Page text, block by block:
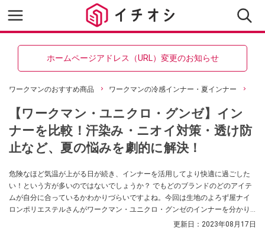
ホームページアドレス（URL）変更のお知らせ
ワークマンのおすすめ商品 ワークマンの冷感インナー・夏インナー
【ワークマン・ユニクロ・グンゼ】イン
ナーを比較！汗染み・ニオイ対策・透け防
止など、夏の悩みを劇的に解決！
危険なほど気温が上がる日が続き、インナーを活用してより快適に過ごした
い！という方が多いのではないでしょうか？ でもどのブランドのどのアイテ
ムが自分に合っているかわかりづらいですよね。今回は生地のよろず屋ナイ
ロンポリエステルさんがワークマン・ユニクロ・グンゼのインナーを分かり
やすく比較し徹底解説してくれました！ ぜひ参考にしてみてください。
更新日： 2023年08月17日